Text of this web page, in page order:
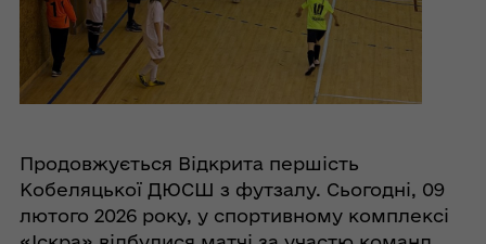
Продовжується Відкрита першість
Кобеляцької ДЮСШ з футзалу. Сьогодні, 09
лютого 2026 року, у спортивному комплексі